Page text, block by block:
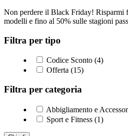
Non perdere il Black Friday! Risparmi
modelli e fino al 50% sulle stagioni
Filtra per tipo
Codice Sconto (4)
Offerta (15)
Filtra per categoria
Abbigliamento e
Sport e Fitness (1)